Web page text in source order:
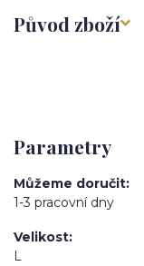
Původ zboží
Parametry
Můžeme doručit
1-3 pracovní dny
Velikost
L